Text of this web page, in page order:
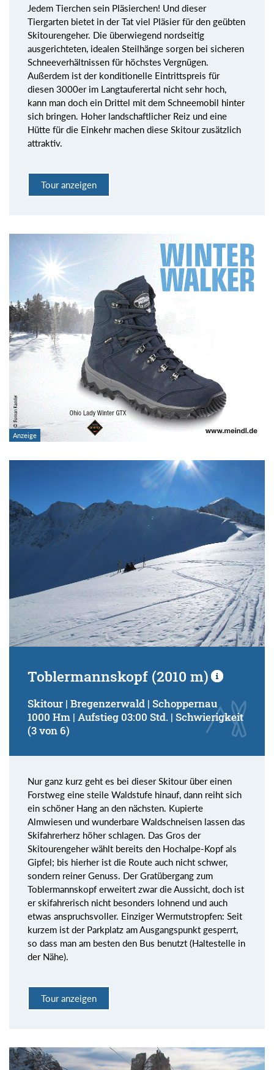
Jedem Tierchen sein Pläsierchen! Und dieser
Tiergarten bietet in der Tat viel Pläsier für den geübten
Skitourengeher. Die überwiegend nordseitig
ausgerichteten, idealen Steilhänge sorgen bei sicheren
Schneeverhältnissen für höchstes Vergnügen.
Außerdem ist der konditionelle Eintrittspreis für
diesen 3000er im Langtauferertal nicht sehr hoch,
kann man doch ein Drittel mit dem Schneemobil hinter
sich bringen. Hoher landschaftlicher Reiz und eine
Hütte für die Einkehr machen diese Skitour zusätzlich
attraktiv.
Tour anzeigen
Toblermannskopf (2010 m)
Skitour | Bregenzerwald | Schoppernau
1000 Hm | Aufstieg 03:00 Std. | Schwierigkeit
(3 von 6)
Nur ganz kurz geht es bei dieser Skitour über einen
Forstweg eine steile Waldstufe hinauf, dann reiht sich
ein schöner Hang an den nächsten. Kupierte
Almwiesen und wunderbare Waldschneisen lassen das
Skifahrerherz höher schlagen. Das Gros der
Skitourengeher wählt bereits den Hochalpe-Kopf als
Gipfel; bis hierher ist die Route auch nicht schwer,
sondern reiner Genuss. Der Gratübergang zum
Toblermannskopf erweitert zwar die Aussicht, doch ist
er skifahrerisch nicht besonders lohnend und auch
etwas anspruchsvoller. Einziger Wermutstropfen: Seit
kurzem ist der Parkplatz am Ausgangspunkt gesperrt,
so dass man am besten den Bus benutzt (Haltestelle in
der Nähe).
Tour anzeigen